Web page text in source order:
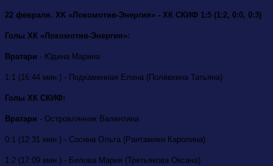
22 февраля. ХК «Локомотив-Энергия» - ХК СКИФ 1:5 (1:2, 0:0, 0:3)
Голы ХК «Локомотив-Энергия»:
Вратари - Юдина Марина
1:1 (16:44 мин.) - Подкаменная Елена (Полёвкина Татьяна)
Голы ХК СКИФ:
Вратари - Островлянчик Валентина
0:1 (12:31 мин.) - Сосина Ольга (Рантамяки Каролина)
1:2 (17:09 мин.) - Белова Мария (Третьякова Оксана)